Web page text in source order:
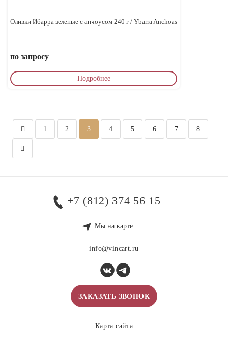
Оливки Ибарра зеленые с анчоусом 240 г / Ybarra Anchoas
по запросу
Подробнее
1 2 3 4 5 6 7 8
+7 (812) 374 56 15
Мы на карте
info@vincart.ru
ЗАКАЗАТЬ ЗВОНОК
Карта сайта